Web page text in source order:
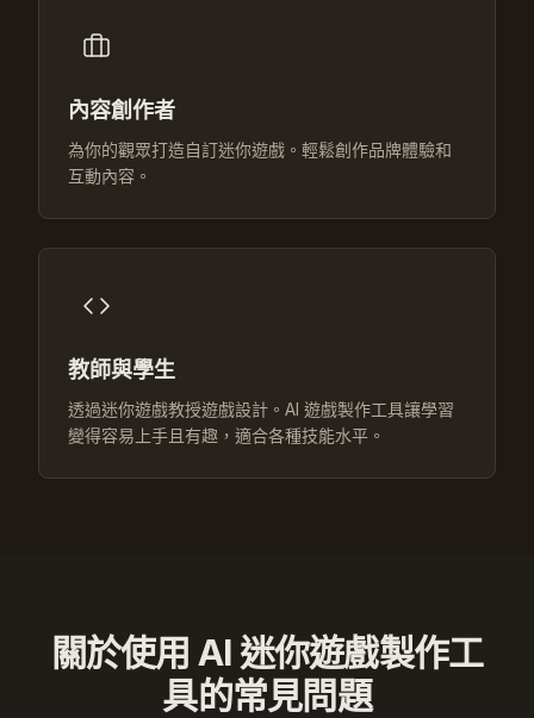
內容創作者
為你的觀眾打造自訂迷你遊戲。輕鬆創作品牌體驗和
互動內容。
教師與學生
透過迷你遊戲教授遊戲設計。AI 遊戲製作工具讓學習
變得容易上手且有趣，適合各種技能水平。
關於使用 AI 迷你遊戲製作工
具的常見問題